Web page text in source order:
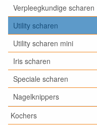
Verpleegkundige scharen
Utility scharen
Utility scharen mini
Iris scharen
Speciale scharen
Nagelknippers
Kochers